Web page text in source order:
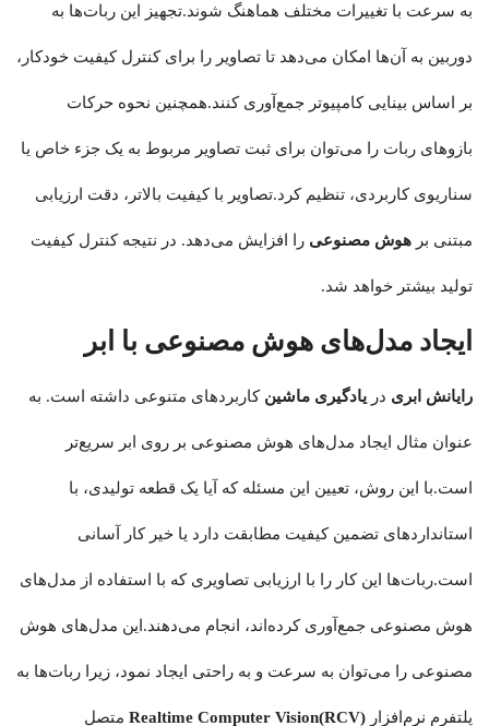
به سرعت با تغییرات مختلف هماهنگ شوند.تجهیز این ربات‌ها به
دوربین به آن‌ها امکان می‌دهد تا تصاویر را برای کنترل کیفیت خودکار،
بر اساس بینایی کامپیوتر جمع‌آوری کنند.همچنین نحوه حرکات
بازوهای ربات را می‌توان برای ثبت تصاویر مربوط به یک جزء خاص یا
سناریوی کاربردی، تنظیم کرد.تصاویر با کیفیت بالاتر، دقت ارزیابی
مبتنی بر هوش مصنوعی را افزایش می‌دهد. در نتیجه کنترل کیفیت
تولید بیشتر خواهد شد.
ایجاد مدل‌های هوش مصنوعی با ابر
رایانش ابری در یادگیری ماشینکاربردهای متنوعی داشته است. به
عنوان مثال ایجاد مدل‌های هوش مصنوعی بر روی ابر سریع‌تر
است.با این روش، تعیین این مسئله که آیا یک قطعه تولیدی، با
استانداردهای تضمین کیفیت مطابقت دارد یا خیر کار آسانی
است.ربات‌ها این کار را با ارزیابی تصاویری که با استفاده از مدل‌های
هوش مصنوعی جمع‌آوری کرده‌اند، انجام می‌دهند.این مدل‌های هوش
مصنوعی را می‌توان به سرعت و به راحتی ایجاد نمود، زیرا ربات‌ها به
پلتفرم نرم‌افزار Realtime Computer Vision(RCV) متصل